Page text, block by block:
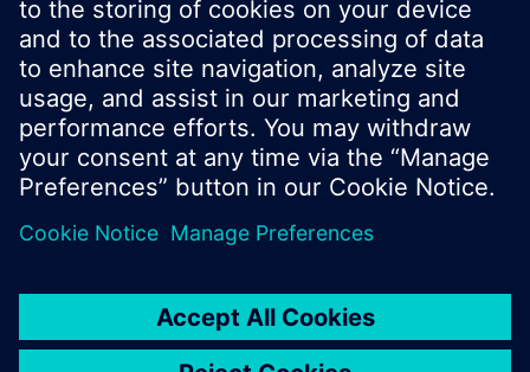
Siemens Italia
I prodotti e i pressi possono variare a seconda del
Informativa sulla privacy
Termini d'utilizzo